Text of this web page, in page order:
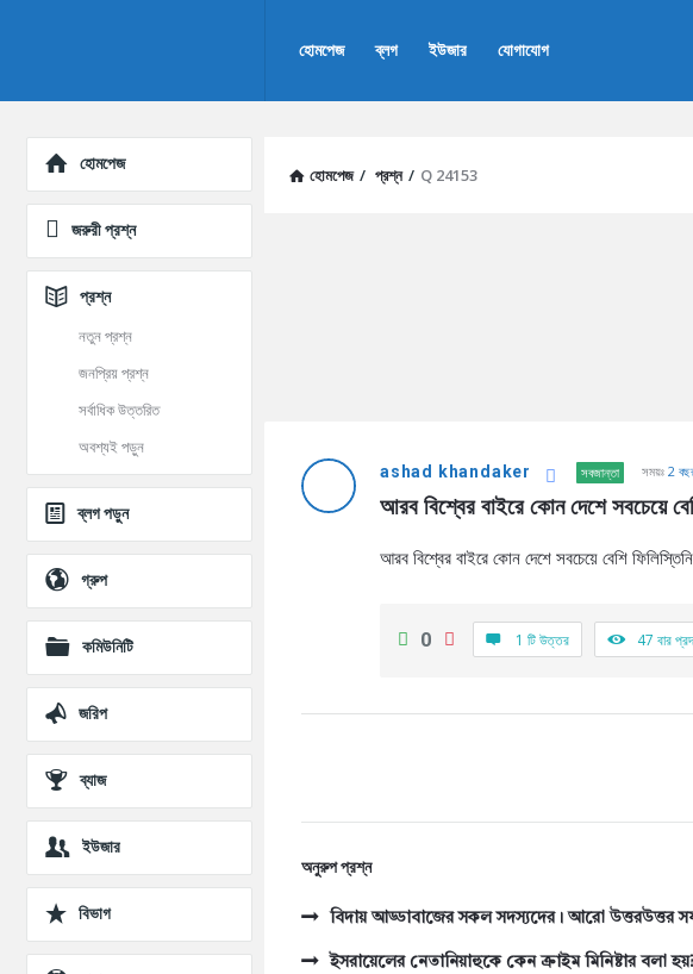
Navigation
হোমপেজ ব্লগ ইউজার যোগাযোগ
হোমপেজ / প্রশ্ন / Q 24153
Latest
ashad khandaker সবজান্তা সময়ঃ 2
আরব বিশ্বের বাইরে কোন দেশে সবচেয়ে
আরব বিশ্বের বাইরে কোন দেশে সবচেয়ে বেশি
0 1 টি উত্তর 47 বার
অনুরুপ প্রশ্ন
বিদায় আড্ডাবাজের সকল সদস্যদের। আরো উত্তরউত্তর
ইসরায়েলের নেতানিয়াহুকে কেন ক্রাইম মিনিষ্টার বলা
Explore
হোমপেজ
জরুরী প্রশ্ন
প্রশ্ন
নতুন প্রশ্ন
জনপ্রিয় প্রশ্ন
সর্বাধিক উত্তরিত
অবশ্যই পড়ুন
ব্লগ পড়ুন
গ্রুপ
কমিউনিটি
জরিপ
ব্যাজ
ইউজার
বিভাগ